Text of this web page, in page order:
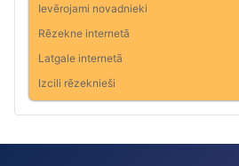
Ievērojami novadnieki
Rēzekne internetā
Latgale internetā
Izcili rēzeknieši